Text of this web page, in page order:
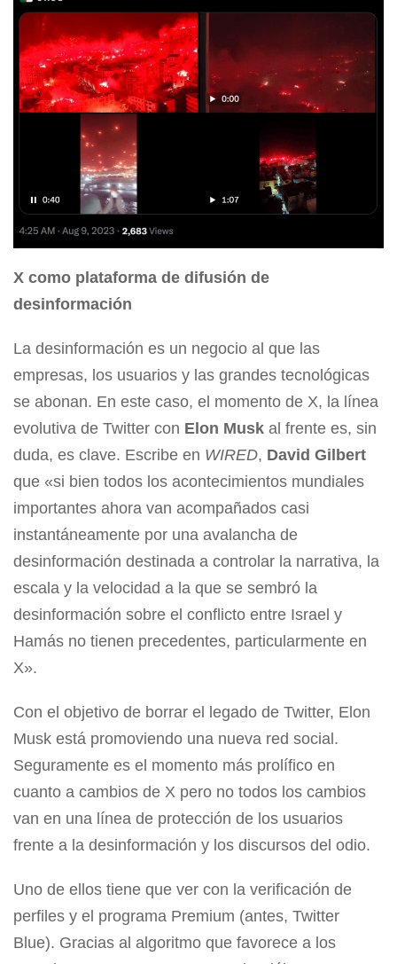
X como plataforma de difusión de
desinformación
La desinformación es un negocio al que las
empresas, los usuarios y las grandes tecnológicas
se abonan. En este caso, el momento de X, la línea
evolutiva de Twitter con Elon Musk al frente es, sin
duda, es clave. Escribe en WIRED, David Gilbert
que «si bien todos los acontecimientos mundiales
importantes ahora van acompañados casi
instantáneamente por una avalancha de
desinformación destinada a controlar la narrativa, la
escala y la velocidad a la que se sembró la
desinformación sobre el conflicto entre Israel y
Hamás no tienen precedentes, particularmente en
X».
Con el objetivo de borrar el legado de Twitter, Elon
Musk está promoviendo una nueva red social.
Seguramente es el momento más prolífico en
cuanto a cambios de X pero no todos los cambios
van en una línea de protección de los usuarios
frente a la desinformación y los discursos del odio.
Uno de ellos tiene que ver con la verificación de
perfiles y el programa Premium (antes, Twitter
Blue). Gracias al algoritmo que favorece a los